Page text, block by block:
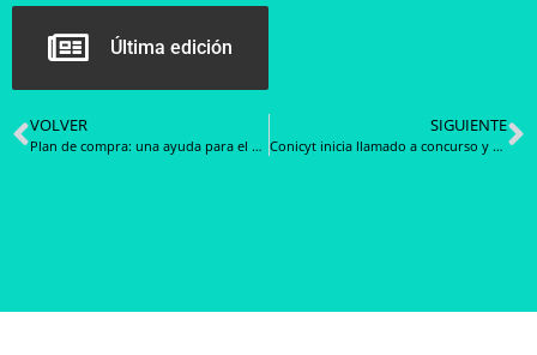
Última edición
VOLVER
Plan de compra: una ayuda para el Estado y una herramienta para el privado
SIGUIENTE
Conicyt inicia llamado a concurso y potenciará alianzas internacionales